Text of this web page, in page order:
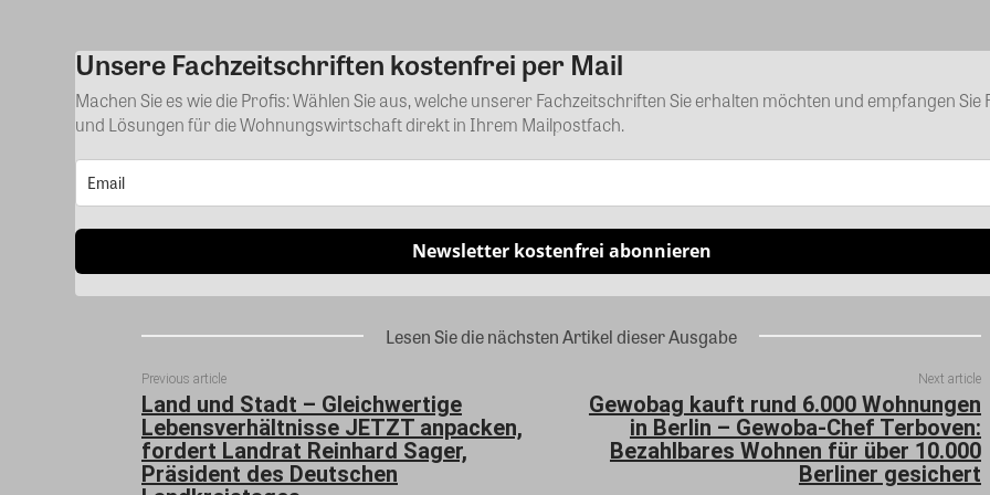
Kommentar
Unsere Fachzeitschriften kostenfrei per Mail
Machen Sie es wie die Profis: Wählen Sie aus, welche unserer Fachzeitschriften Sie erhalten möchten und empfangen Sie
und Lösungen für die Wohnungswirtschaft direkt in Ihrem Mailpostfach.
Newsletter kostenfrei abonnieren
Lesen Sie die nächsten Artikel dieser Ausgabe
Previous article
Land und Stadt – Gleichwertige
Lebensverhältnisse JETZT anpacken,
fordert Landrat Reinhard Sager,
Präsident des Deutschen
Next article
Gewobag kauft rund 6.000 Wohnungen
in Berlin – Gewoba-Chef Terboven:
Bezahlbares Wohnen für über 10.000
Berliner gesichert